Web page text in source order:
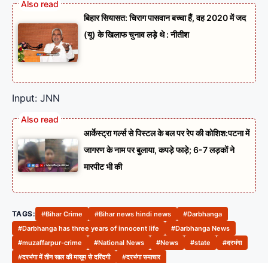
बिहार सियासत: चिराग पासवान बच्चा हैं, वह 2020 में जद
(यू) के खिलाफ चुनाव लड़े थे : नीतीश
Input: JNN
आर्केस्ट्रा गर्ल्स से पिस्टल के बल पर रेप की कोशिश:पटना में
जागरण के नाम पर बुलाया, कपड़े फाड़े; 6-7 लड़कों ने
मारपीट भी की
TAGS: #Bihar Crime #Bihar news hindi news
#Darbhanga
#Darbhanga has three years of innocent life
#Darbhanga News
#muzaffarpur-crime
#National News #News #state
#दरभंगा
#दरभंगा में तीन साल की मासूम से दरिंदगी
#दरभंगा समाचार